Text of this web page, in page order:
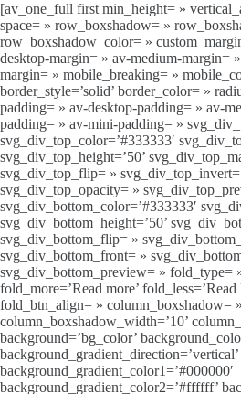
[av_one_full first min_height= »
space= » row_boxshadow= »
row_boxshadow_color= »
desktop-margin= » av-medium-margin=
margin= » mobile_breaking= »
border_style=’solid’ border_color= »
padding= » av-desktop-padding= » av-
padding= » av-mini-padding= »
svg_div_top_color=’#333333′
svg_div_top_height=’50’
svg_div_top_flip= »
svg_div_top_opacity= »
svg_div_bottom_color=’#333333′
svg_div_bottom_height=’50’
svg_div_bottom_flip= »
svg_div_bottom_front= »
svg_div_bottom_preview= » fold_type=
fold_more=’Read more’
fold_btn_align= » column_boxshadow= »
column_boxshadow_width=’10’
background=’bg_color’
background_gradient_direction=’vertical’
background_gradient_color1=’#000000′
background_gradient_color2=’#ffffff’